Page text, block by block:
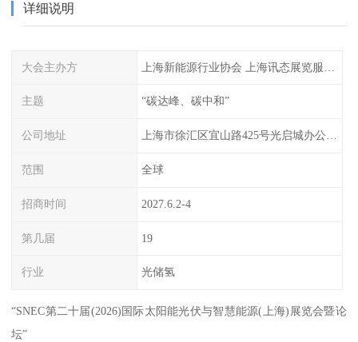
详细说明
大会主办方
主题 “碳达峰、碳中和”
公司地址 上海市徐汇区宜山路425号光启城办公楼905-907室
范围 全球
招商时间 2027.6.2-4
第几届 19
行业 光储氢
“SNEC第二十届(2026)国际太阳能光伏与智慧能源(上海)展览会暨论
坛”